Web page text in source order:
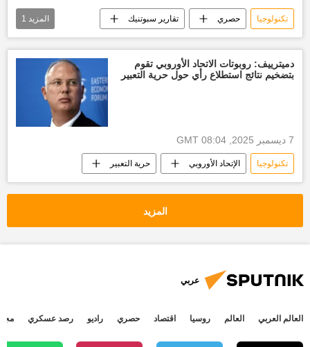
تكنولوجيا حصري تقارير سبوتنيك
روسيا
المزيد 1
دميترييف: روبوتات الاتحاد الأوروبي تقوم
بتضخيم نتائج استطلاع رأي حول حرية التعبير
7 ديسمبر 2025, 08:04 GMT
تكنولوجيا الإتحاد الأوروبي حرية التعبير
المزيد
عربي
العالم العربي العالم روسيا اقتصاد حصري راديو رصد عسكري